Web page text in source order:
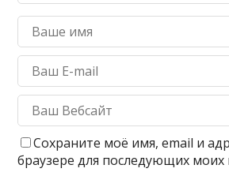
Сохраните моё имя, email и
браузере для последующих